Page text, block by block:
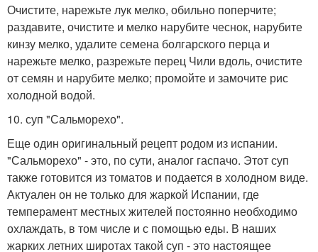
Очистите, нарежьте лук мелко, обильно поперчите;
раздавите, очистите и мелко нарубите чеснок, нарубите
кинзу мелко, удалите семена болгарского перца и
нарежьте мелко, разрежьте перец Чили вдоль, очистите
от семян и нарубите мелко; промойте и замочите рис
холодной водой.
10. суп "Сальморехо".
Еще один оригинальный рецепт родом из испании.
"Сальморехо" - это, по сути, аналог гаспачо. Этот суп
также готовится из томатов и подается в холодном виде.
Актуален он не только для жаркой Испании, где
темперамент местных жителей постоянно необходимо
охлаждать, в том числе и с помощью еды. В наших
жарких летних широтах такой суп - это настоящее